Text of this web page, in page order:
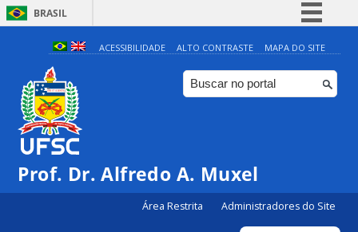
BRASIL
Simplifique!
Comunica BR
Participe
Canais
ACESSIBILIDADE ALTO CONTRASTE MAPA DO SITE
Prof. Dr. Alfredo A. Muxel
Área Restrita Administradores do Site